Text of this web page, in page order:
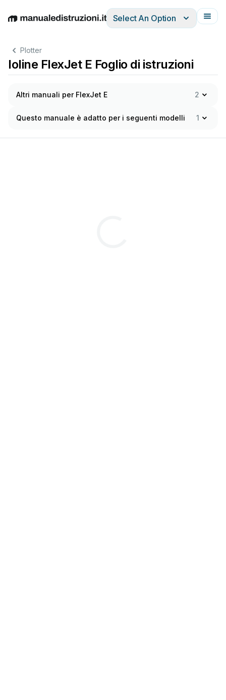
EnglishDeutschEspañolItalianoFrançais
Select An Option
Plotter
Ioline FlexJet E Foglio di istruzioni
Altri manuali per FlexJet E 2
Questo manuale è adatto per i seguenti modelli 1